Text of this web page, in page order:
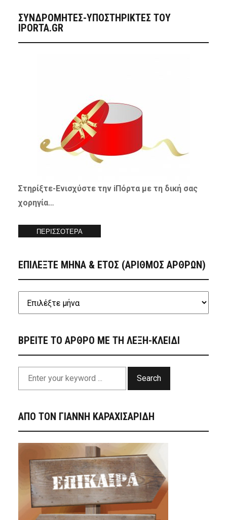
ΣΥΝΔΡΟΜΗΤΈΣ-ΥΠΟΣΤΗΡΙΚΤΈΣ ΤΟΥ
IPORTA.GR
Στηρίξτε- Ενισχύστετην iΠόρτα με τη δική σας
χορηγία…
ΠΕΡΙΣΣΟΤΕΡΑ
ΕΠΙΛΕΞΤΕ ΜΗΝΑ & ΕΤΟΣ (ΑΡΙΘΜΟΣ ΑΡΘΡΩΝ)
ΒΡΕΙΤΕ ΤΟ ΑΡΘΡΟ ΜΕ ΤΗ ΛΕΞΗ-ΚΛΕΙΔΙ
Search
ΑΠΟ ΤΟΝ ΓΙΑΝΝΗ ΚΑΡΑΧΙΣΑΡΙΔΗ